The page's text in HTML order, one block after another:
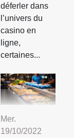
déferler dans
l’univers du
casino en
ligne,
certaines...
Mer.
19/10/2022